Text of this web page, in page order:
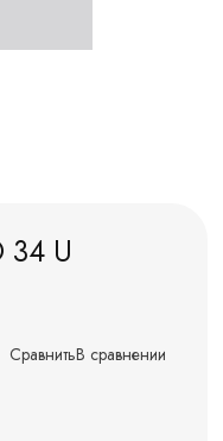
34 U
СравнитьВ сравнении